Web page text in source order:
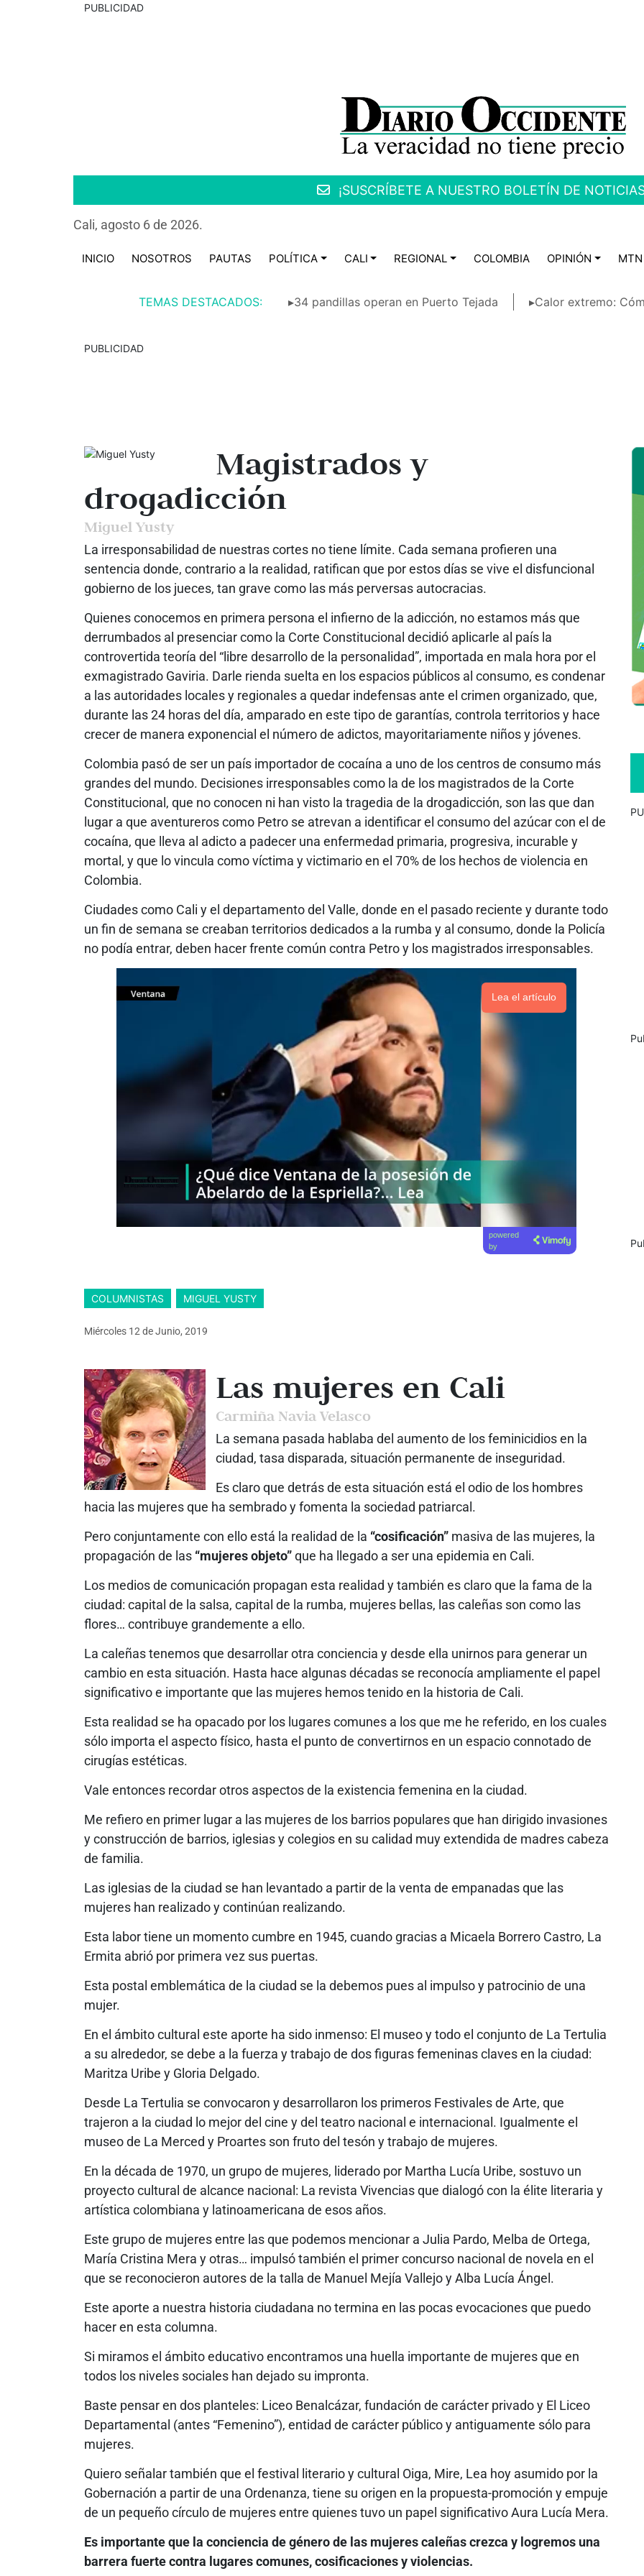
PUBLICIDAD
¡SUSCRÍBETE A NUESTRO BOLETÍN DE
Cali, agosto 6 de 2026.
INICIO NOSOTROS PAUTAS POLÍTICA CALI REGIONAL COLOMBIA OPINIÓN MTN
TEMAS DESTACADOS: ▸34 pandillas operan en Puerto Tejada ▸Calor extremo:
PUBLICIDAD
Magistrados y
drogadicción
Miguel Yusty
La irresponsabilidad de nuestras cortes no tiene límite. Cada semana profieren una
sentencia donde, contrario a la realidad, ratifican que por estos días se vive el disfuncional
gobierno de los jueces, tan grave como las más perversas autocracias.
Quienes conocemos en primera persona el infierno de la adicción, no estamos más que
derrumbados al presenciar como la Corte Constitucional decidió aplicarle al país la
controvertida teoría del “libre desarrollo de la personalidad”, importada en mala hora por el
exmagistrado Gaviria. Darle rienda suelta en los espacios públicos al consumo, es condenar
a las autoridades locales y regionales a quedar indefensas ante el crimen organizado, que,
durante las 24 horas del día, amparado en este tipo de garantías, controla territorios y hace
crecer de manera exponencial el número de adictos, mayoritariamente niños y jóvenes.
Colombia pasó de ser un país importador de cocaína a uno de los centros de consumo más
grandes del mundo. Decisiones irresponsables como la de los magistrados de la Corte
Constitucional, que no conocen ni han visto la tragedia de la drogadicción, son las que dan
lugar a que aventureros como Petro se atrevan a identificar el consumo del azúcar con el de
cocaína, que lleva al adicto a padecer una enfermedad primaria, progresiva, incurable y
mortal, y que lo vincula como víctima y victimario en el 70% de los hechos de violencia en
Colombia.
Ciudades como Cali y el departamento del Valle, donde en el pasado reciente y durante todo
un fin de semana se creaban territorios dedicados a la rumba y al consumo, donde la Policía
no podía entrar, deben hacer frente común contra Petro y los magistrados irresponsables.
Lea el artículo
powered
by
COLUMNISTAS MIGUEL YUSTY
Miércoles 12 deJunio, 2019
Las mujeres en Cali
Carmiña Navia Velasco
La semana pasada hablaba del aumento de los feminicidios en la
ciudad, tasa disparada, situación permanente de inseguridad.
Es claro que detrás de esta situación está el odio de los hombres
hacia las mujeres que ha sembrado y fomenta la sociedad patriarcal.
Pero conjuntamente con ello está la realidad de la “cosificación” masiva de las mujeres, la
propagación de las “mujeres objeto”que ha llegado a ser una epidemia en Cali.
Los medios de comunicación propagan esta realidad y también es claro que la fama de la
ciudad: capital de la salsa, capital de la rumba, mujeres bellas, las caleñas son como las
flores… contribuye grandemente a ello.
La caleñas tenemos que desarrollar otra conciencia y desde ella unirnos para generar un
cambio en esta situación. Hasta hace algunas décadas se reconocía ampliamente el papel
significativo e importante que las mujeres hemos tenido en la historia de Cali.
Esta realidad se ha opacado por los lugares comunes a los que me he referido, en los cuales
sólo importa el aspecto físico, hasta el punto de convertirnos en un espacio connotado de
cirugías estéticas.
Vale entonces recordar otros aspectos de la existencia femenina en la ciudad.
Me refiero en primer lugar a las mujeres de los barrios populares que han dirigido invasiones
y construcción de barrios, iglesias y colegios en su calidad muy extendida de madres cabeza
de familia.
Las iglesias de la ciudad se han levantado a partir de la venta de empanadas que las
mujeres han realizado y continúan realizando.
Esta labor tiene un momento cumbre en 1945, cuando gracias a Micaela Borrero Castro, La
Ermita abrió por primera vez sus puertas.
Esta postal emblemática de la ciudad se la debemos pues al impulso y patrocinio de una
mujer.
En el ámbito cultural este aporte ha sido inmenso: El museo y todo el conjunto de La Tertulia
a su alrededor, se debe a la fuerza y trabajo de dos figuras femeninas claves en la ciudad:
Maritza Uribe y Gloria Delgado.
Desde La Tertulia se convocaron y desarrollaron los primeros Festivales de Arte, que
trajeron a la ciudad lo mejor del cine y del teatro nacional e internacional. Igualmente el
museo de La Merced y Proartes son fruto del tesón y trabajo de mujeres.
En la década de 1970, un grupo de mujeres, liderado por Martha Lucía Uribe, sostuvo un
proyecto cultural de alcance nacional: La revista Vivencias que dialogó con la élite literaria y
artística colombiana y latinoamericana de esos años.
Este grupo de mujeres entre las que podemos mencionar a Julia Pardo, Melba de Ortega,
María Cristina Mera y otras… impulsó también el primer concurso nacional de novela en el
que se reconocieron autores de la talla de Manuel Mejía Vallejo y Alba Lucía Ángel.
Este aporte a nuestra historia ciudadana no termina en las pocas evocaciones que puedo
hacer en esta columna.
Si miramos el ámbito educativo encontramos una huella importante de mujeres que en
todos los niveles sociales han dejado su impronta.
Baste pensar en dos planteles: Liceo Benalcázar, fundación de carácter privado y El Liceo
Departamental (antes “Femenino”), entidad de carácter público y antiguamente sólo para
mujeres.
Quiero señalar también que el festival literario y cultural Oiga, Mire, Lea hoy asumido por la
Gobernación a partir de una Ordenanza, tiene su origen en la propuesta-promoción y empuje
de un pequeño círculo de mujeres entre quienes tuvo un papel significativo Aura Lucía Mera.
Es importante que la conciencia de género de las mujeres caleñas crezca y logremos una
barrera fuerte contra lugares comunes, cosificaciones y violencias.